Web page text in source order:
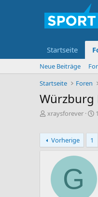
Startseite
Neue Beiträge
Startseite
Foren
Würzburg
E
t
e
xraysforever
E
e
t
a
Vorherige 1
G